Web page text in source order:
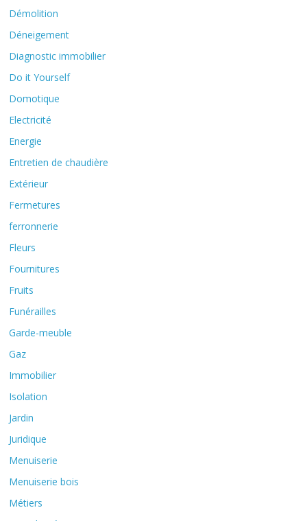
Démolition
Déneigement
Diagnostic immobilier
Do it Yourself
Domotique
Electricité
Energie
Entretien de chaudière
Extérieur
Fermetures
ferronnerie
Fleurs
Fournitures
Fruits
Funérailles
Garde-meuble
Gaz
Immobilier
Isolation
Jardin
Juridique
Menuiserie
Menuiserie bois
Métiers